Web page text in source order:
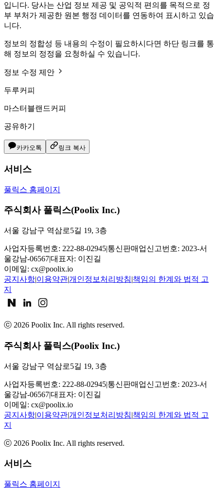
입니다. 당사는 산업 정보 제공 및 공익적 편의를 목적으로 정
부 부처가 제공한 원본 행정 데이터를 연동하여 표시하고 있습
니다.
정보의 정합성 등 내용의 수정이 필요하시다면 하단 링크를 통
해 정보의 정정을 요청하실 수 있습니다.
정보 수정 제안
두루커피
마스터블랜드커피
공유하기
카카오톡 링크 복사
서비스
풀릭스 홈페이지
주식회사 풀릭스(Poolix Inc.)
서울 강남구 역삼로5길 19, 3층
사업자등록번호: 222-88-02945|통신판매업신고번호: 2023-서
울강남-06567|대표자: 이진길
이메일: cx@poolix.io
공지사항|이용약관|개인정보처리방침|책임의 한계와 법적 고
지
ⓒ 2026 Poolix Inc. All rights reserved.
주식회사 풀릭스(Poolix Inc.)
서울 강남구 역삼로5길 19, 3층
사업자등록번호: 222-88-02945|통신판매업신고번호: 2023-서
울강남-06567|대표자: 이진길
이메일: cx@poolix.io
공지사항|이용약관|개인정보처리방침|책임의 한계와 법적 고
지
ⓒ 2026 Poolix Inc. All rights reserved.
서비스
풀릭스 홈페이지